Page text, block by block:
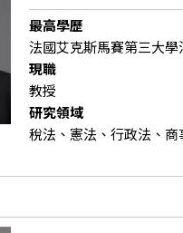
最高學歷
法國艾克斯馬賽第三大學
現職
教授
研究領域
稅法、憲法、行政法、商